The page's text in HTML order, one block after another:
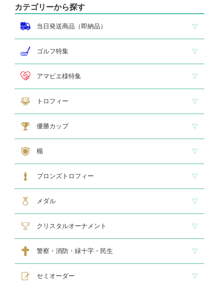
カテゴリーから探す
当日発送商品（即納品）
即納品 トロフィー
即納品 優勝カップ
即納品 クリスタル
即納品 特価品
ゴルフ特集
ホールインワン
ゴルフ専用カップ
ゴルフ専用ブロンズ
ゴルフ専用クリスタル
アマビエ様特集
アマビエ木札
アマビエボールチェーンキーホルダー
アマビエトロフィー
トロフィー
大型トロフィー
中型トロフィー１
中型トロフィー２
小型トロフィー
メダル交換式トロフィー
ペナント優勝カップ
大型・高級カップ
レリーフ交換式カップ
スタンダードカップ
デザインカップ
ゴルフ専用カップ
オニックスカップ
ガラスカップ
カラーカップ
ゴールドカップ
プラスチックカップ
ペナント
楯
スタンダード楯１
スタンダード楯２
スタンダード楯３
ゴルフ・野球・サッカー
その他スポーツ、文化系専用楯
メダル・レリーフ交換式楯
ハローキティ楯
ブロンズトロフィー
スタンダードブロンズ
各種専用ブロンズ
ゴルフ専用ブロンズ
メダル・レリーフ交換式ブロンズ
ハローキティブロンズ
メダル
スタンダードメダル
大きなメダル(70mmφ～)
レリーフ式勲章型メダル
オリジナルメダル
メダルケース
クリスタルオーナメント
スタンダードクリスタル１
スタンダードクリスタル２
ゴルフ専用クリスタル
警察・消防・緑十字・民生
レリーフ交換式各種
民生・緑十字専用楯
自衛隊専用
警察消防関連メダル
セミオーダー